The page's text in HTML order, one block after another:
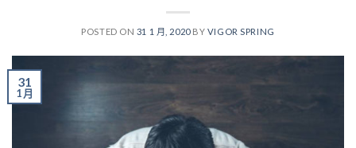
POSTED ON 31 1 月, 2020BY VIGOR SPRING
31
1 月